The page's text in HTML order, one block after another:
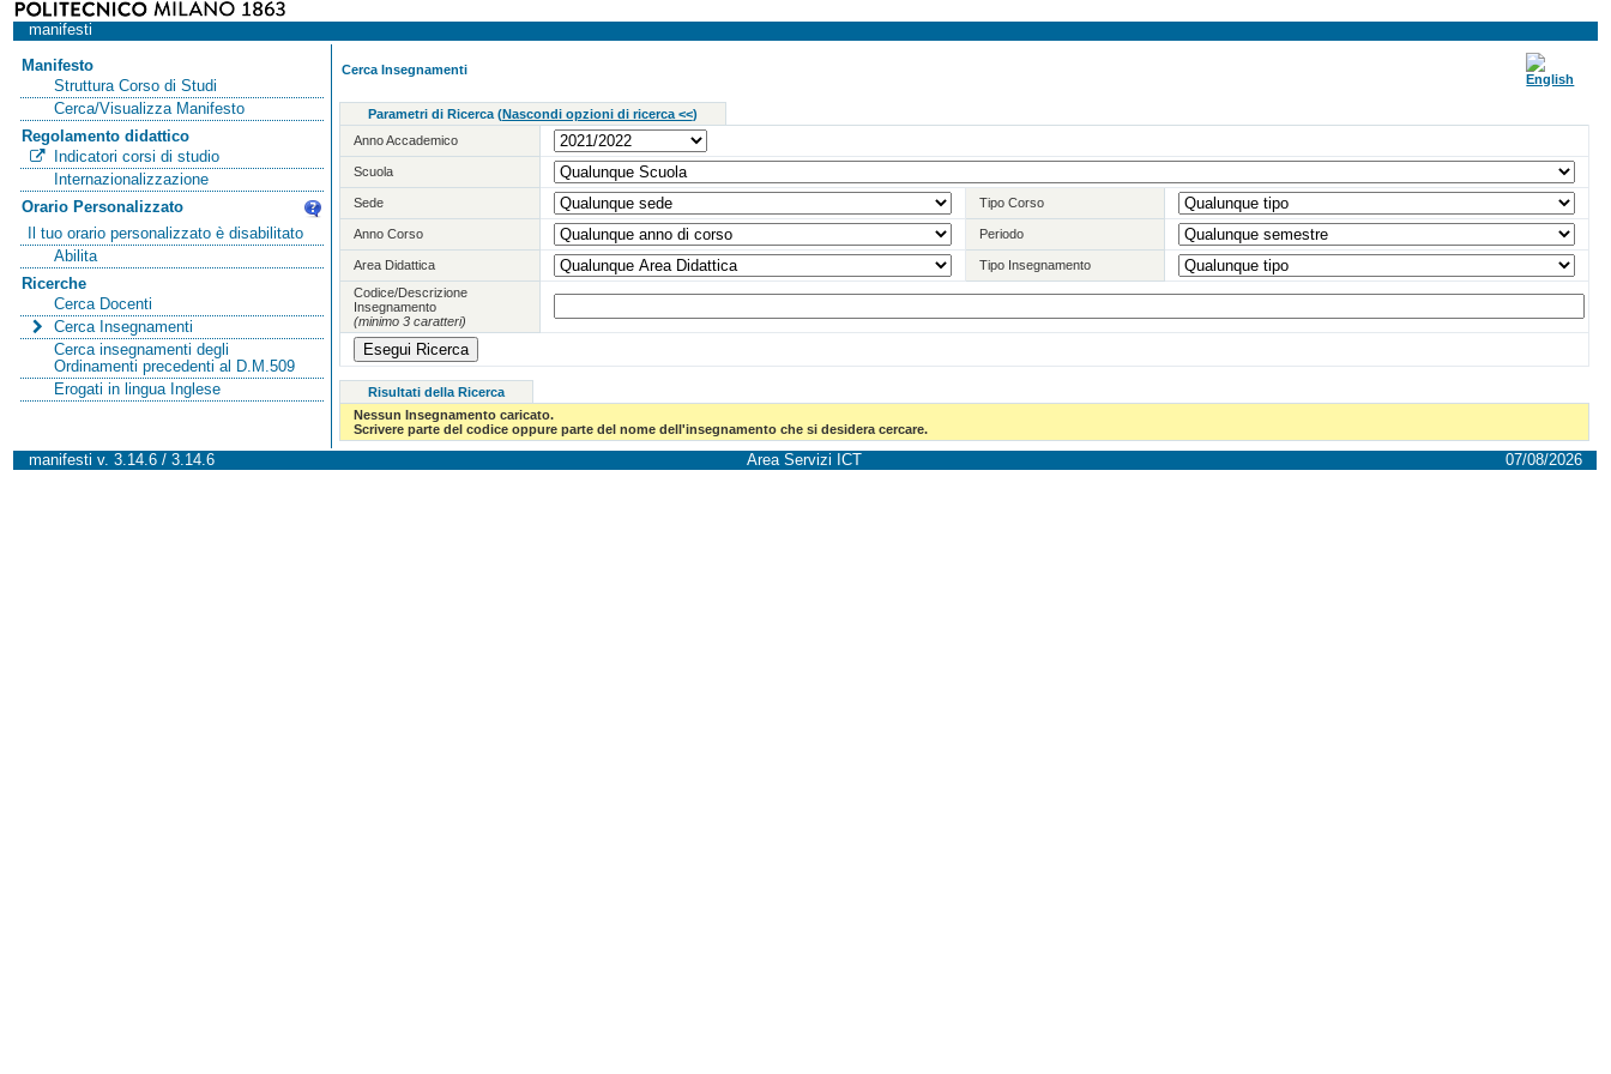
manifesti
Manifesto
Struttura Corso di Studi
Cerca/Visualizza Manifesto
Regolamento didattico
Indicatori corsi di studio
Internazionalizzazione
Orario Personalizzato
Il tuo orario personalizzato è disabilitato
Abilita
Ricerche
Cerca Docenti
Cerca Insegnamenti
Cerca insegnamenti degli
Ordinamenti precedenti al D.M.509
Erogati in lingua Inglese
Cerca Insegnamenti
Parametri di Ricerca (Nascondi opzioni di ricerca <<)
Anno Accademico
Scuola
Sede Tipo Corso
Anno Corso Periodo
Area Didattica
Tipo Insegnamento
Codice/Descrizione
Insegnamento
(minimo 3 caratteri)
Risultati della Ricerca
Nessun Insegnamento caricato.
Scrivere parte del codice oppure parte del nome dell'insegnamento che si desidera cercare.
manifesti v. 3.14.6 / 3.14.6 Area Servizi ICT 07/08/2026